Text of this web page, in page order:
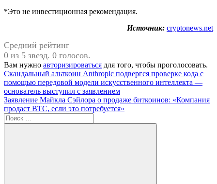
*Это не инвестиционная рекомендация.
Источник: cryptonews.net
Средний рейтинг
0 из 5 звезд. 0 голосов.
Вам нужно авторизироваться для того, чтобы проголосовать.
Навигация
по
записям
Предыдущая
запись:
Скандальный альткоин Anthropic подвергся проверке кода с
помощью передовой модели искусственного интеллекта —
основатель выступил с заявлением
Следующая
запись:
Заявление Майкла Сэйлора о продаже биткоинов: «Компания
продаст BTC, если это потребуется»
Поиск
для: